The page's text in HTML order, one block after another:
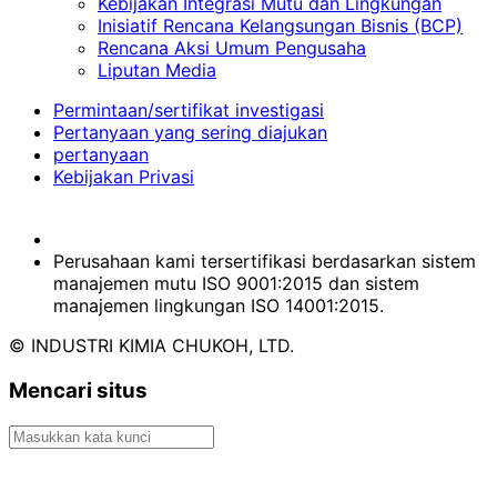
Inisiatif Rencana Kelangsungan Bisnis (BCP)
Rencana Aksi Umum Pengusaha
Liputan Media
Permintaan/sertifikat investigasi
Pertanyaan yang sering diajukan
pertanyaan
Kebijakan Privasi
Perusahaan kami tersertifikasi berdasarkan sistem
manajemen mutu ISO 9001:2015 dan sistem
manajemen lingkungan ISO 14001:2015.
© INDUSTRI KIMIA CHUKOH, LTD.
Mencari situs